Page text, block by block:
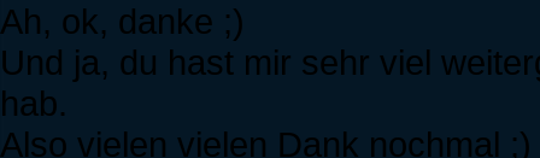
Ah, ok, danke ;)
Und ja, du hast mir sehr viel
hab.
Also vielen vielen Dank nochmal ;)